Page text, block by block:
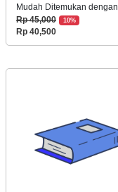
Mudah Ditemukan dengan
Google SEO
Rp 45,000 10%
Rp 40,500